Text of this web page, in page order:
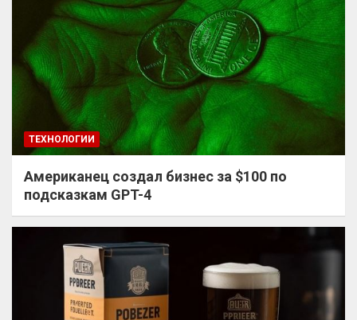
ТЕХНОЛОГИИ
Американец создал бизнес за $100 по
подсказкам GPT-4